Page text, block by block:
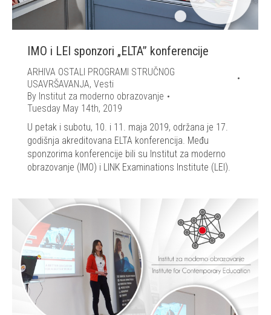
IMO i LEI sponzori „ELTA” konferencije
ARHIVA OSTALI PROGRAMI STRUČNOG
USAVRŠAVANJA, Vesti
By Institut za moderno obrazovanje
Tuesday May 14th, 2019
U petak i subotu, 10. i 11. maja 2019, održana je 17.
godišnja akreditovana ELTA konferencija. Među
sponzorima konferencije bili su Institut za moderno
obrazovanje (IMO) i LINK Examinations Institute (LEI).